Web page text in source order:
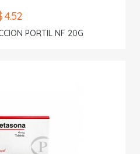
4.52
PORTIL NF 20G